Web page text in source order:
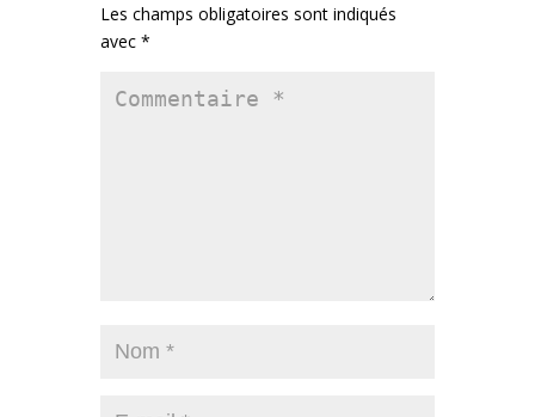
Les champs obligatoires sont indiqués
avec *